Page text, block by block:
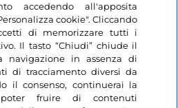
accedendo all'apposita
cookie". Cliccando
di memorizzare tutti i
Il tasto “Chiudi” chiude il
navigazione in assenza di
di tracciamento diversi da
il consenso, continuerai la
poter fruire di contenuti